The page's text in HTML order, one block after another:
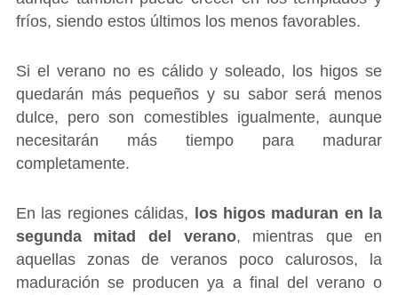
fríos, siendo estos últimos los menos favorables.
Si el verano no es cálido y soleado, los higos se
quedarán más pequeños y su sabor será menos
dulce, pero son comestibles igualmente, aunque
necesitarán más tiempo para madurar
completamente.
En las regiones cálidas, los higos maduran en la
segunda mitad del verano, mientras que en
aquellas zonas de veranos poco calurosos, la
maduración se producen ya a final del verano o